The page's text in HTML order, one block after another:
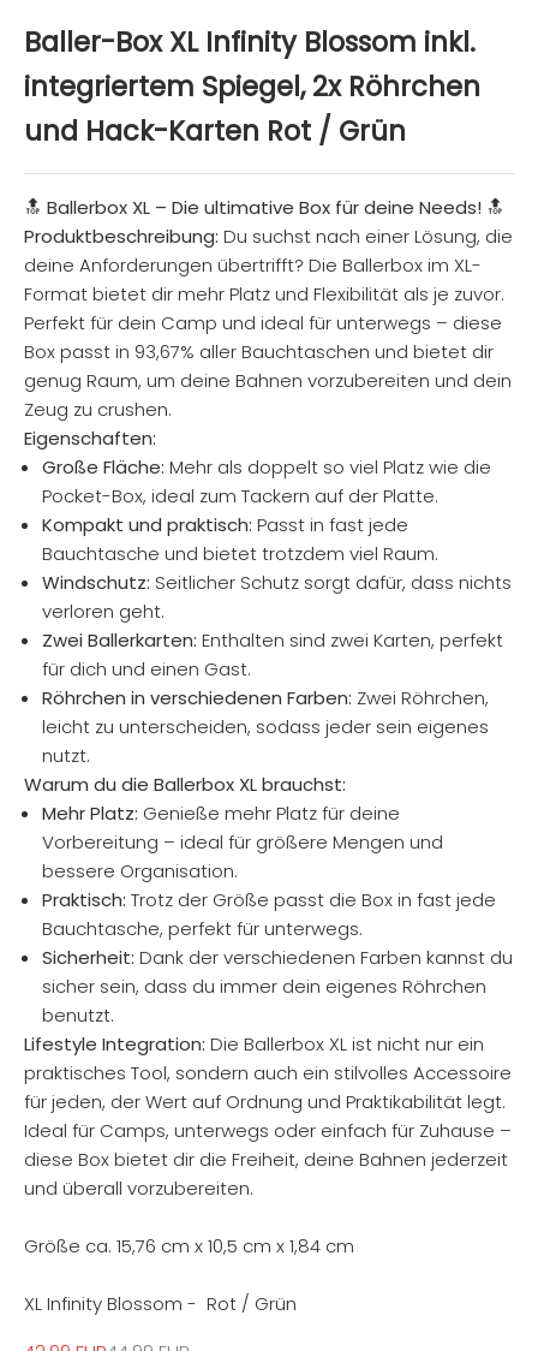
Baller-Box XL Infinity Blossom inkl.
integriertem Spiegel, 2x Röhrchen
und Hack-Karten Rot / Grün
🔝 Ballerbox XL – Die ultimative Box für deine Needs! 🔝
Produktbeschreibung: Du suchst nach einer Lösung, die
deine Anforderungen übertrifft? Die Ballerbox im XL-
Format bietet dir mehr Platz und Flexibilität als je zuvor.
Perfekt für dein Camp und ideal für unterwegs – diese
Box passt in 93,67% aller Bauchtaschen und bietet dir
genug Raum, um deine Bahnen vorzubereiten und dein
Zeug zu crushen.
Eigenschaften:
Große Fläche: Mehr als doppelt so viel Platz wie die
Pocket-Box, ideal zum Tackern auf der Platte.
Kompakt und praktisch: Passt in fast jede
Bauchtasche und bietet trotzdem viel Raum.
Windschutz: Seitlicher Schutz sorgt dafür, dass nichts
verloren geht.
Zwei Ballerkarten: Enthalten sind zwei Karten, perfekt
für dich und einen Gast.
Röhrchen in verschiedenen Farben: Zwei Röhrchen,
leicht zu unterscheiden, sodass jeder sein eigenes
nutzt.
Warum du die Ballerbox XL brauchst:
Mehr Platz: Genieße mehr Platz für deine
Vorbereitung – ideal für größere Mengen und
bessere Organisation.
Praktisch: Trotz der Größe passt die Box in fast jede
Bauchtasche, perfekt für unterwegs.
Sicherheit: Dank der verschiedenen Farben kannst du
sicher sein, dass du immer dein eigenes Röhrchen
benutzt.
Lifestyle Integration: Die Ballerbox XL ist nicht nur ein
praktisches Tool, sondern auch ein stilvolles Accessoire
für jeden, der Wert auf Ordnung und Praktikabilität legt.
Ideal für Camps, unterwegs oder einfach für Zuhause –
diese Box bietet dir die Freiheit, deine Bahnen jederzeit
und überall vorzubereiten.
Größe ca. 15,76 cm x 10,5 cm x 1,84 cm
XL Infinity Blossom - Rot / Grün